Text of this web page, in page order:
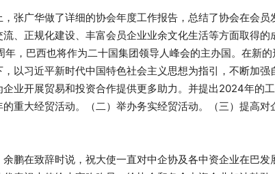
，张广华做了详细的协会年度工作报告，总结了协会在会员
流、正规化建设、丰富会员企业业余文化生活等方面取得
年，巴西也将作为二十国集团领导人峰会的主办国。在新
，以习近平新时代中国特色社会主义思想为指引，不断加
企业开展贸易和投资合作提供更多助力。并提出2024年的
的重大经贸活动。（二）举办务实经贸活动。（三）提高
余鹏在致辞时说，祝大使一直对中企协及各中资企业在巴